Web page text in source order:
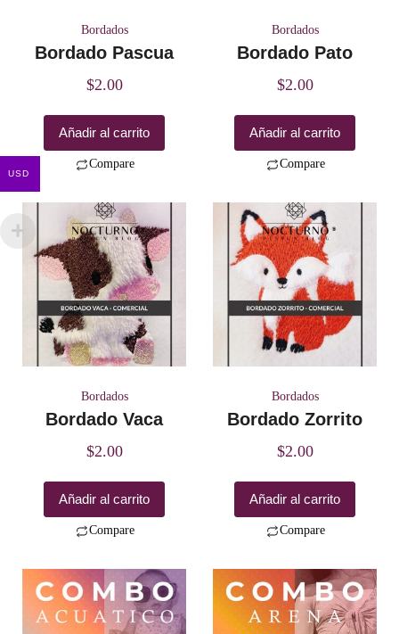
Bordados
Bordado Pascua
$2.00
Añadir al carrito
Compare
Bordados
Bordado Pato
$2.00
Añadir al carrito
Compare
Bordados
Bordado Vaca
$2.00
Añadir al carrito
Compare
Bordados
Bordado Zorrito
$2.00
Añadir al carrito
Compare
USD